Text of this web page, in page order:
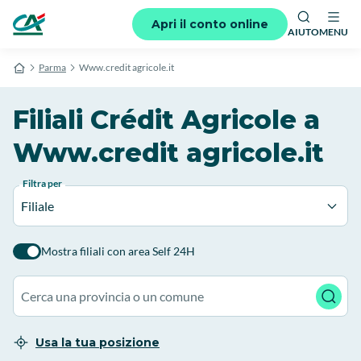
Apri il conto online
AIUTOMENU
Parma Www.credit agricole.it
Filiali Crédit Agricole a
Www.credit agricole.it
Filtra per
Filiale
Mostra filiali con area Self 24H
Usa la tua posizione